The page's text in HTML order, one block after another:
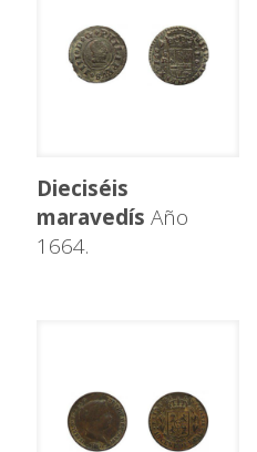
Dieciséis
maravedís Año
1664.